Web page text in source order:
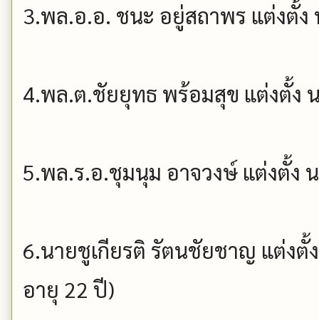
3.พล.อ.อ. ชนะ อยู่สถาพร แต่งตั้
4.พล.ต.ชัยยุทธ พร้อมสุข แต่งตั้ง
5.พล.ร.อ.ชุมนุม อาจวงษ์ แต่งตั้
6.นายชูเกียรติ รัตนชัยชาญ แต่ง
อายุ 22 ปี)